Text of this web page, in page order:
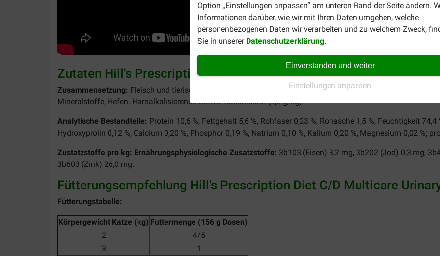
Option „Einstellungen anpassen“ am unteren Rand der Seite ändern.
Informationen darüber, wie wir mit Ihren Daten umgehen, welche
personenbezogenen Daten wir verarbeiten und zu welchem Zweck,
Sie in unserer Datenschutzerklärung.
Einverstanden und weiter
Einstellungen anpassen
Zutaten Hill's Prescription Diet C/D Multicare Urinary Care
Zusammensetzung: Fleisch und tierische Nebenerzeugnisse (8 % Huhn), Getreide, Öle und Fette, pflanzliche
Mineralstoffe, Hefen. Harnalkalisierende Stoffe: Kaliumcitrat (0,5 g/kg).
Analytische Bestandteile: Protein 10,6 %, Fettgehalt 5,6 %, Rohfaser 0,23 %, Rohasche 1,5 %, Feuchtigkeit 74,4
Hydroxyprolin 0,12 %, Calcium 0,20 %, Phosphor 0,19 %, Natrium 0,10 %, Kalium 0,20 %, Magnesium 0,02 %;
Zustatzstoffe pro kg: Ernährungsphysiologische Zusatzstoffe: 3b103 (Eisen) 8,2 mg, 3b202 (Jod) 0,3 mg,
3b603 (Zink) 26,0 mg.
Fütterungsempfehlung Hill's Prescription Diet C/D Multicare
Fütterungstabelle:
Körpergewicht Katze (kg) Futtermenge (156 g Dosen)
2
4/5
3
1